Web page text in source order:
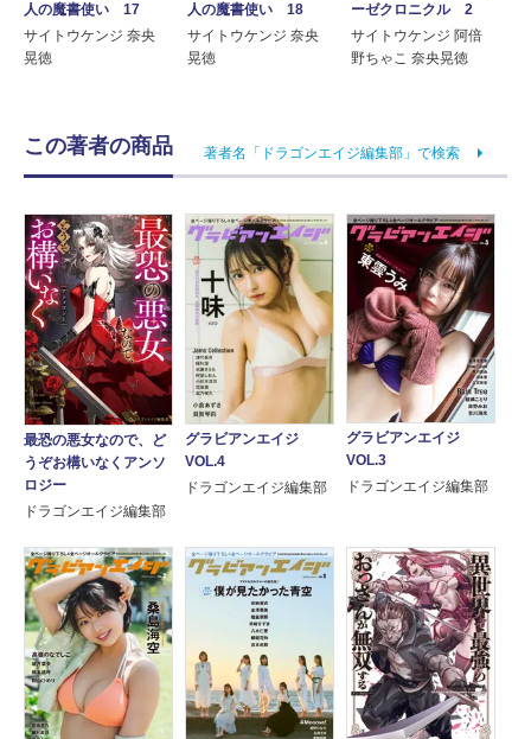
人の魔書使い 17
サイトウケンジ 奈央
晃徳
人の魔書使い 18
サイトウケンジ 奈央
晃徳
ーゼクロニクル 2
サイトウケンジ 阿倍
野ちゃこ 奈央晃徳
この著者の商品 著者名「ドラゴンエイジ編集部」で検索
最恐の悪女なので、ど
うぞお構いなくアンソ
ロジー
ドラゴンエイジ編集部
グラビアンエイジ
VOL.4
ドラゴンエイジ編集部
グラビアンエイジ
VOL.3
ドラゴンエイジ編集部